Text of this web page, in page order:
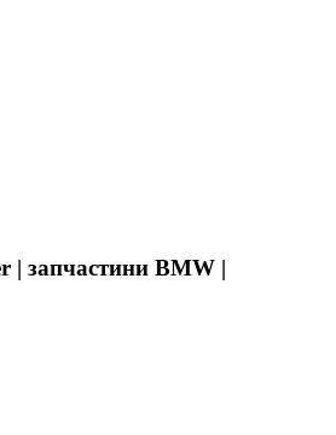
| запчастини BMW |